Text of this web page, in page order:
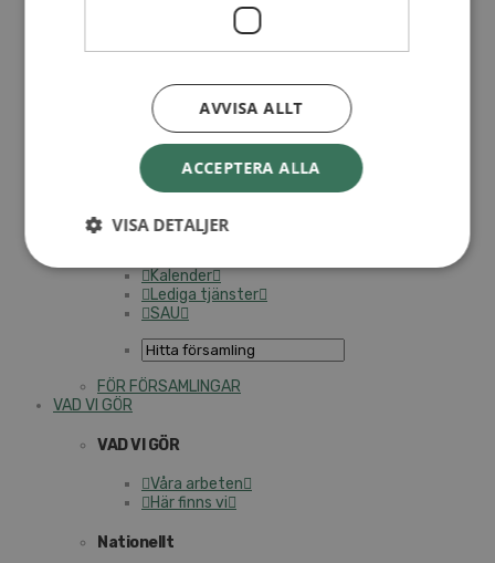
Redovisning och lönehantering
Kyrkoavgiften
LOGGA IN
Personalförsäkringar
SAMP – personalförbundet
Kalender
Lediga tjänster
SAU
FÖR FÖRSAMLINGAR
VAD VI GÖR
VAD VI GÖR
Våra arbeten
Här finns vi
Nationellt
ACCEPTERA ALLA
AVVISA ALLT
VISA DETALJER